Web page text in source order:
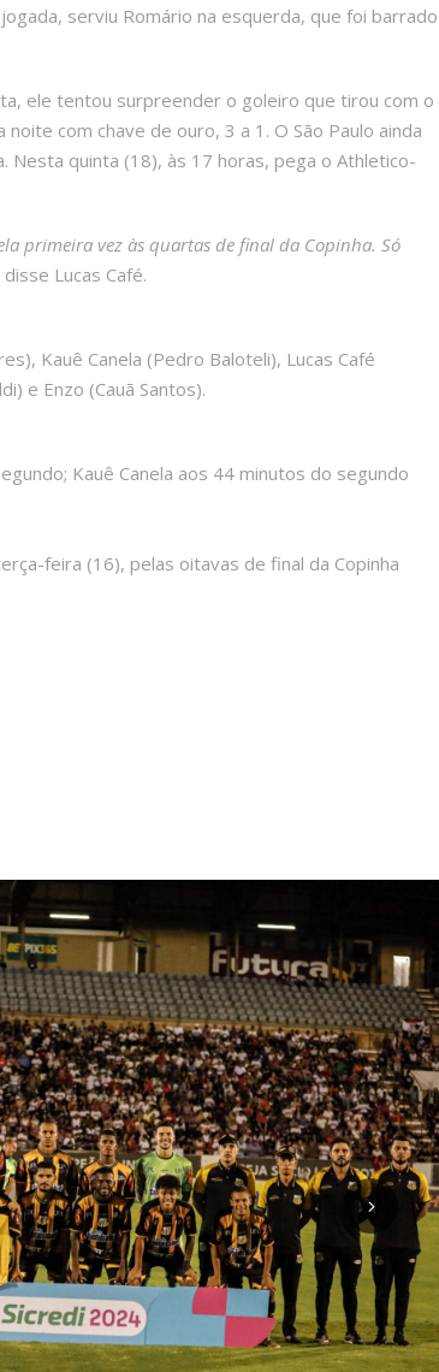
serviu Romário na esquerda, que foi barrado
ele tentou surpreender o goleiro que tirou com o
com chave de ouro, 3 a 1. O São Paulo ainda
quinta (18), às 17 horas, pega o Athletico-
primeira vez às quartas de final da Copinha. Só
disse Lucas Café.
Kauê Canela (Pedro Baloteli), Lucas Café
e Enzo (Cauã Santos).
Kauê Canela aos 44 minutos do segundo
feira (16), pelas oitavas de final da Copinha